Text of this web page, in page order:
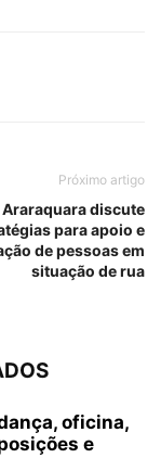
Próximo artigo
Araraquara discute
para apoio e
de pessoas em
situação de rua
oficina,
e